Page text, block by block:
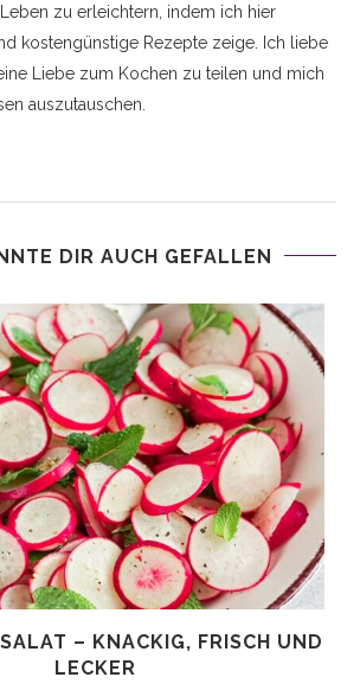
zu erleichtern, indem ich hier
kostengünstige Rezepte zeige. Ich liebe
Liebe zum Kochen zu teilen und mich
auszutauschen.
DIR AUCH GEFALLEN
– KNACKIG, FRISCH UND
LECKER